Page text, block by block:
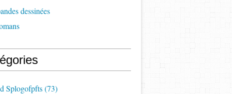
dessinées
Splogofpfts(73)